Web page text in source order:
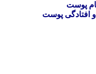
پوست
پوست